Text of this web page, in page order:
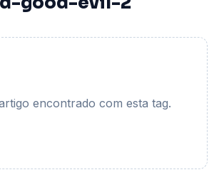
encontrado com esta tag.